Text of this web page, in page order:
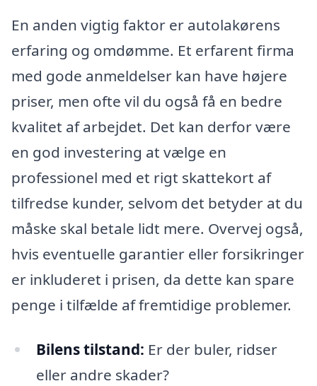
En anden vigtig faktor er autolakørens
erfaring og omdømme. Et erfarent firma
med gode anmeldelser kan have højere
priser, men ofte vil du også få en bedre
kvalitet af arbejdet. Det kan derfor være
en god investering at vælge en
professionel med et rigt skattekort af
tilfredse kunder, selvom det betyder at du
måske skal betale lidt mere. Overvej også,
hvis eventuelle garantier eller forsikringer
er inkluderet i prisen, da dette kan spare
penge i tilfælde af fremtidige problemer.
Bilens tilstand: Er der buler, ridser
eller andre skader?